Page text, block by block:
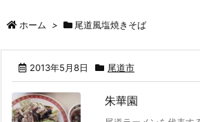
ホーム > 尾道風塩焼きそば
2013年5月8日 尾道市
朱華園